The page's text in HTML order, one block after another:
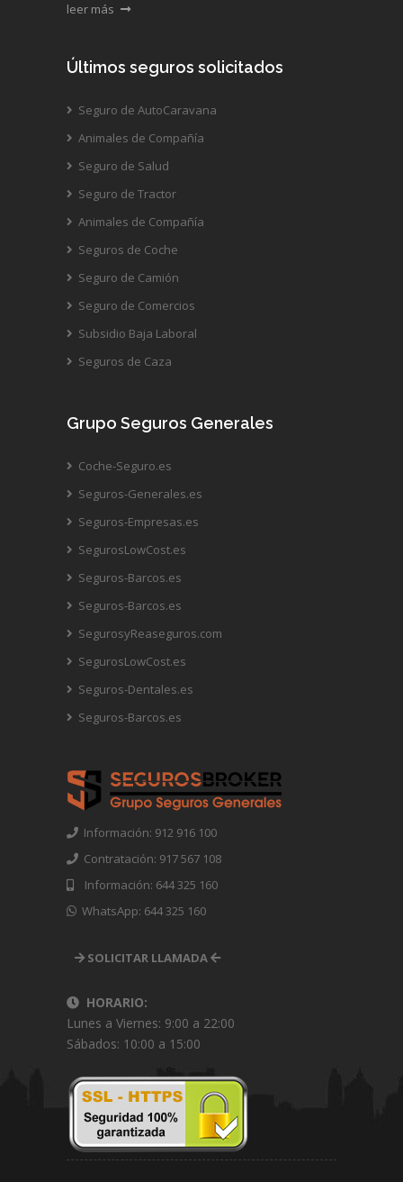
leer más
Últimos seguros solicitados
Seguro de AutoCaravana
Animales de Compañía
Seguro de Salud
Seguro de Tractor
Animales de Compañía
Seguros de Coche
Seguro de Camión
Seguro de Comercios
Subsidio Baja Laboral
Seguros de Caza
Grupo Seguros Generales
Coche-Seguro.es
Seguros-Generales.es
Seguros-Empresas.es
SegurosLowCost.es
Seguros-Barcos.es
Seguros-Barcos.es
SegurosyReaseguros.com
SegurosLowCost.es
Seguros-Dentales.es
Seguros-Barcos.es
Información: 912 916 100
Contratación: 917 567 108
Información: 644 325 160
WhatsApp: 644 325 160
SOLICITAR LLAMADA
HORARIO:
Lunes a Viernes: 9:00 a 22:00
Sábados: 10:00 a 15:00